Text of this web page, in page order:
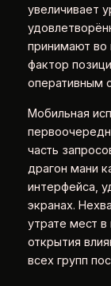
увеличивает
принимают во
фактор
оперативным
Мобильная
часть
драгон мани
интерфейса,
экранах.
утрате мест
открытия
всех групп